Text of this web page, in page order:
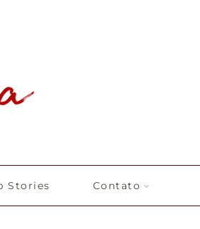
Stories Contato